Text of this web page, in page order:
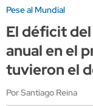
Pese al Mundial
El déficit
anual en el
tuvieron el
Por Santiago Reina